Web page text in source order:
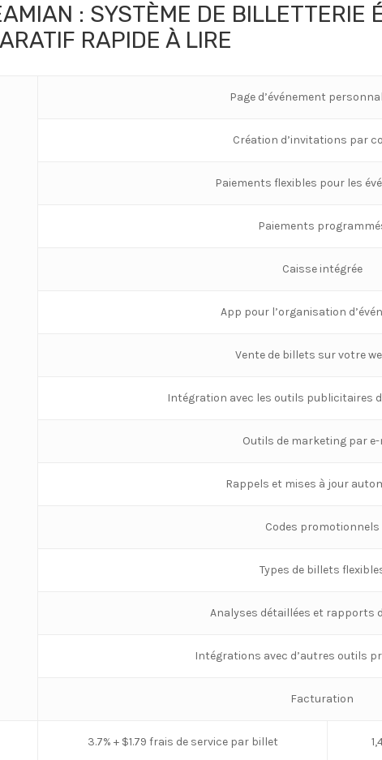
: SYSTÈME DE BILLETTERIE
RAPIDE À LIRE
Page d’événement
Création d’invitations par
Paiements flexibles pour les
Paiements
Caisse intégrée
App pour l’organisation
Vente de billets sur votre
Intégration avec les outils publicitaires
Outils de marketing par
Rappels et mises à jour
Codes promotionnels
Types de billets
Analyses détaillées et rapports
Intégrations avec d’autres outils
Facturation
3.7% + $1.79 frais de service par billet